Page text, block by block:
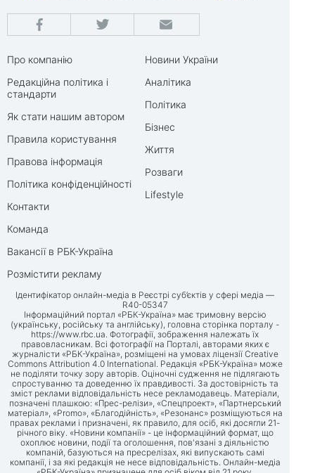
Про компанію
Редакційна політика і
стандарти
Як стати нашим автором
Правила користування
Правова інформація
Політика конфіденційності
Контакти
Команда
Вакансії в РБК-Україна
Розмістити рекламу
Новини України
Аналітика
Політика
Бізнес
Життя
Розваги
Lifestyle
Ідентифікатор онлайн-медіа в Реєстрі суб’єктів у сфері медіа —
R40-05347
Інформаційний портал «РБК-Україна» має тримовну версію
(українську, російську та англійську), головна сторінка порталу -
https://www.rbc.ua. Фотографії, зображення належать їх
правовласникам. Всі фотографії на Порталі, авторами яких є
журналісти «РБК-Україна», розміщені на умовах ліцензії Creative
Commons Attribution 4.0 International. Редакція «РБК-Україна» може
не поділяти точку зору авторів. Оціночні судження не підлягають
спростуванню та доведенню їх правдивості. За достовірність та
зміст реклами відповідальність несе рекламодавець. Матеріали,
позначені плашкою: «Прес-релізи», «Спецпроект», «Партнерський
матеріал», «Promo», «Благодійність», «Резонанс» розміщуються на
правах реклами і призначені, як правило, для осіб, які досягли 21-
річного віку. «Новини компанії» - це інформаційний формат, що
охоплює новини, події та оголошення, пов'язані з діяльністю
компаній, базуються на пресрелізах, які випускають самі
компанії, і за які редакція не несе відповідальність. Онлайн-медіа